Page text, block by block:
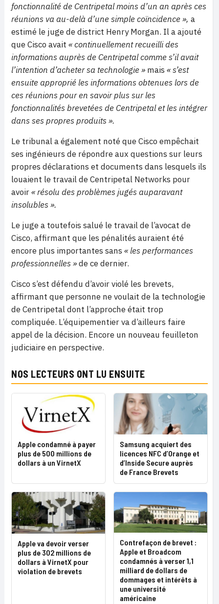
fonctionnalité de Centripetal moins d’un an après ces
réunions va au-delà d’une simple coïncidence », a
estimé le juge de district Henry Morgan. Il a ajouté
que Cisco avait « continuellement recueilli des
informations auprès de Centripetal comme s’il avait
l’intention d’acheter sa technologie » mais « s’est
ensuite approprié les informations obtenues lors de
ces réunions pour en savoir plus sur les
fonctionnalités brevetées de Centripetal et les intégrer
dans ses propres produits ».
Le tribunal a également noté que Cisco empêchait
ses ingénieurs de répondre aux questions sur leurs
propres déclarations et documents dans lesquels ils
louaient le travail de Centripetal Networks pour
avoir« résolu des problèmes jugés auparavant
insolubles ».
Le juge a toutefois salué le travail de l’avocat de
Cisco, affirmant que les pénalités auraient été
encore plus importantes sans « les performances
professionnelles »de ce dernier.
Cisco s’est défendu d’avoir violé les brevets,
affirmant que personne ne voulait de la technologie
de Centripetal dont l’approche était trop
compliquée. L’équipementier va d’ailleurs faire
appel de la décision. Encore un nouveau feuilleton
judiciaire en perspective.
NOS LECTEURS ONT LU ENSUITE
Apple condamné à payer
plus de 500 millions de
dollars à un VirnetX
Samsung acquiert des
licences NFC d’Orange et
d’Inside Secure auprès
de France Brevets
Apple va devoir verser
plus de 302 millions de
dollars à VirnetX pour
violation de brevets
Contrefaçon de brevet :
Apple et Broadcom
condamnés à verser 1,1
milliard de dollars de
dommages et intérêts à
une université
américaine